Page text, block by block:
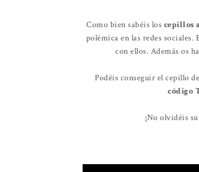
Como bien sabéis los cepillos
polémica en las redes
con ellos. Además os
Podéis conseguir el cepillo de
código
¡No olvidéis